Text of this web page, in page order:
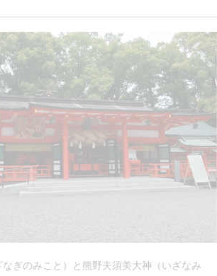
ぎのみこと）と熊野夫須美大神（いざなみ